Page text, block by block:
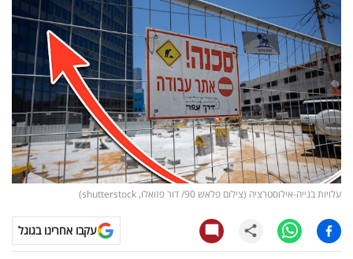
דעות
רכילות
עסקית
קריפטו
ויראלי
עסקי
עלויות בנייה-אילוסטרציה (צילום פלאש 90/ דור פזואלו, shutterstock)
עקבו אחרינו בגוגל